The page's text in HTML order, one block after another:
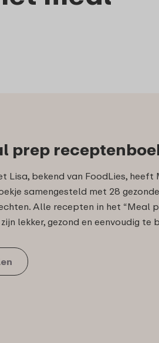
prep
Lisa, bekend van FoodLies, heeft
samengesteld met 28
Alle recepten in het “Meal
lekker, gezond en eenvoudig te